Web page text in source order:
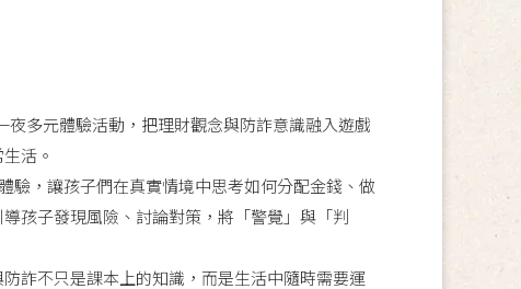
多元體驗活動，把理財觀念與防詐意識融入遊戲
活。
，讓孩子們在真實情境中思考如何分配金錢、做
孩子發現風險、討論對策，將「警覺」與「判
詐不只是課本上的知識，而是生活中隨時需要運